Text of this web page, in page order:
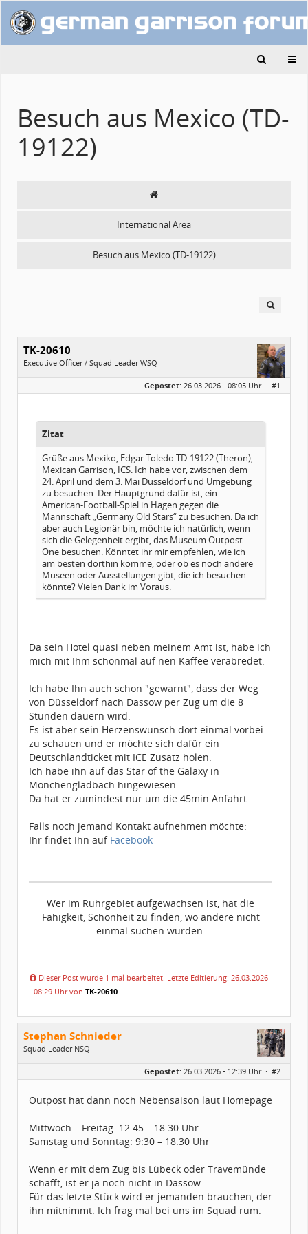
Besuch aus Mexico (TD-
19122)
International Area
Besuch aus Mexico (TD-19122)
TK-20610
Executive Officer / Squad Leader WSQ
Geschlecht:
Alter:
46
Forenmitglied seit:
Legion-ID:
Kostüme:
Im Profil...
Gepostet: 26.03.2026 - 08:05 Uhr · #1
Zitat
Grüße aus Mexiko, Edgar Toledo TD-19122 (Theron),
Mexican Garrison, ICS. Ich habe vor, zwischen dem
24. April und dem 3. Mai Düsseldorf und Umgebung
zu besuchen. Der Hauptgrund dafür ist, ein
American-Football-Spiel in Hagen gegen die
Mannschaft „Germany Old Stars“ zu besuchen. Da ich
aber auch Legionär bin, möchte ich natürlich, wenn
sich die Gelegenheit ergibt, das Museum Outpost
One besuchen. Könntet ihr mir empfehlen, wie ich
am besten dorthin komme, oder ob es noch andere
Museen oder Ausstellungen gibt, die ich besuchen
könnte? Vielen Dank im Voraus.
Da sein Hotel quasi neben meinem Amt ist, habe ich
mich mit Ihm schonmal auf nen Kaffee verabredet.
Ich habe Ihn auch schon "gewarnt", dass der Weg
von Düsseldorf nach Dassow per Zug um die 8
Stunden dauern wird.
Es ist aber sein Herzenswunsch dort einmal vorbei
zu schauen und er möchte sich dafür ein
Deutschlandticket mit ICE Zusatz holen.
Ich habe ihn auf das Star of the Galaxy in
Mönchengladbach hingewiesen.
Da hat er zumindest nur um die 45min Anfahrt.
Falls noch jemand Kontakt aufnehmen möchte:
Ihr findet Ihn auf Facebook
Wer im Ruhrgebiet aufgewachsen ist, hat die
Fähigkeit, Schönheit zu finden, wo andere nicht
einmal suchen würden.
Dieser Post wurde 1 mal bearbeitet. Letzte Editierung: 26.03.2026
- 08:29 Uhr von TK-20610.
Stephan Schnieder
Squad Leader NSQ
Alter:
48
Forenmitglied seit:04 / 2018
Squad-Zugehörigkeit:NSQ
Kostüme:
Im Profil...
Gepostet: 26.03.2026 - 12:39 Uhr · #2
Outpost hat dann noch Nebensaison laut Homepage
Mittwoch – Freitag: 12:45 – 18.30 Uhr
Samstag und Sonntag: 9:30 – 18.30 Uhr
Wenn er mit dem Zug bis Lübeck oder Travemünde
schafft, ist er ja noch nicht in Dassow....
Für das letzte Stück wird er jemanden brauchen, der
ihn mitnimmt. Ich frag mal bei uns im Squad rum.